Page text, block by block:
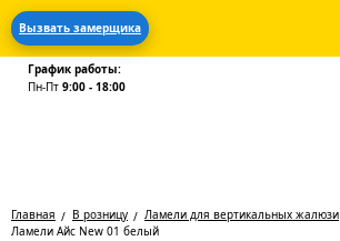
Вызвать замерщика
График работы:
Пн-Пт 9:00 - 18:00
Главная В розницу
Ламели для вертикальных жалюзи
Ламели Айс New 01 белый